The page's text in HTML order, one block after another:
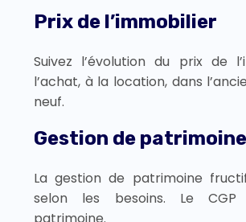
Prix de l’immobilier
Suivez l’évolution du prix de
l’achat, à la location, dans
neuf.
Gestion de patrimoine
La gestion de patrimoine
selon les besoins. Le